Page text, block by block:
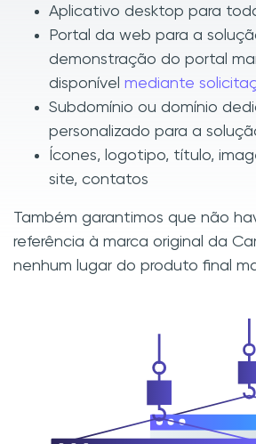
Aplicativo desktop para
Portal da web para a
demonstração do portal
disponível mediante
Subdomínio ou domínio
personalizado para a
Ícones, logotipo, título,
site, contatos
Também garantimos que não
referência à marca original da
nenhum lugar do produto final